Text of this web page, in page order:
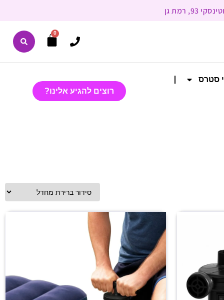
0
סטרס
רוצים להגיע אלינו?